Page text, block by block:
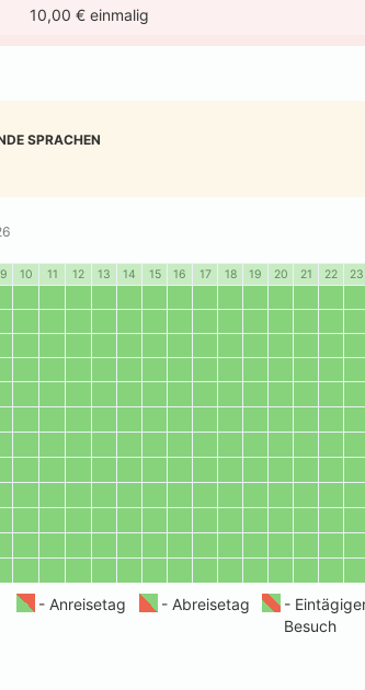
10,00 € einmalig
SPRACHEN
10 11 12 13 14 15 16 17 18 19 20 21 22 23